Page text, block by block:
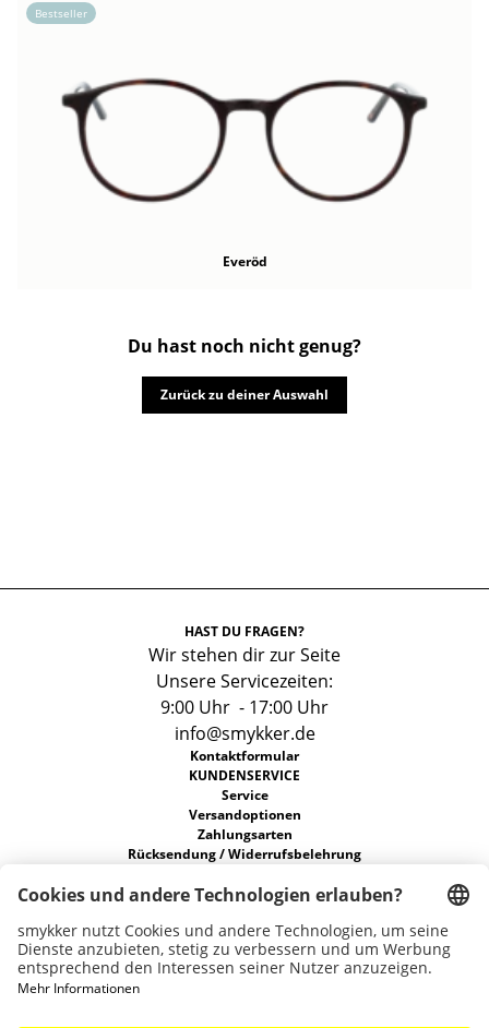
Bestseller
Everöd
Du hast noch nicht genug?
Zurück zu deiner Auswahl
HAST DU FRAGEN?
Wir stehen dir zur Seite
Unsere Servicezeiten:
9:00 Uhr - 17:00 Uhr
info@smykker.de
Kontaktformular
KUNDENSERVICE
Service
Versandoptionen
Zahlungsarten
Rücksendung / Widerrufsbelehrung
Allgemeine Geschäftsbedingungen
ÜBER UNS
Unsere Stores
Nachhaltigkeit